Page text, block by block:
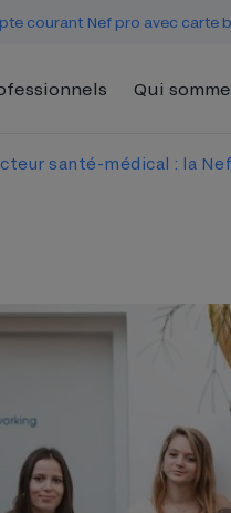
courant Nef pro avec carte
Qui
santé-médical : la